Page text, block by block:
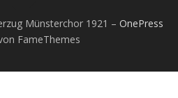
Münsterchor 1921 – OnePress
FameThemes